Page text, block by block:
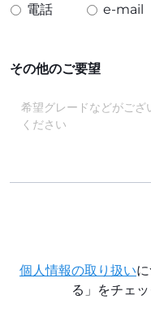
電話 e-mail
その他のご要望
個人情報の取り扱い
る」をチェ